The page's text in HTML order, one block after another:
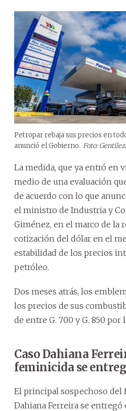
Petropar rebaja sus precios en
anunció el Gobierno. Foto:
La medida, que ya entró en
medio de una evaluación
de acuerdo con lo que
el ministro de Industria y
Giménez, en el marco de la
cotización del dólar en el
estabilidad de los precios
petróleo.
Dos meses atrás, los
los precios de sus
de entre G. 700 y G. 850 por
Caso Dahiana
feminicida se
El principal sospechoso
Dahiana Ferreira se entregó